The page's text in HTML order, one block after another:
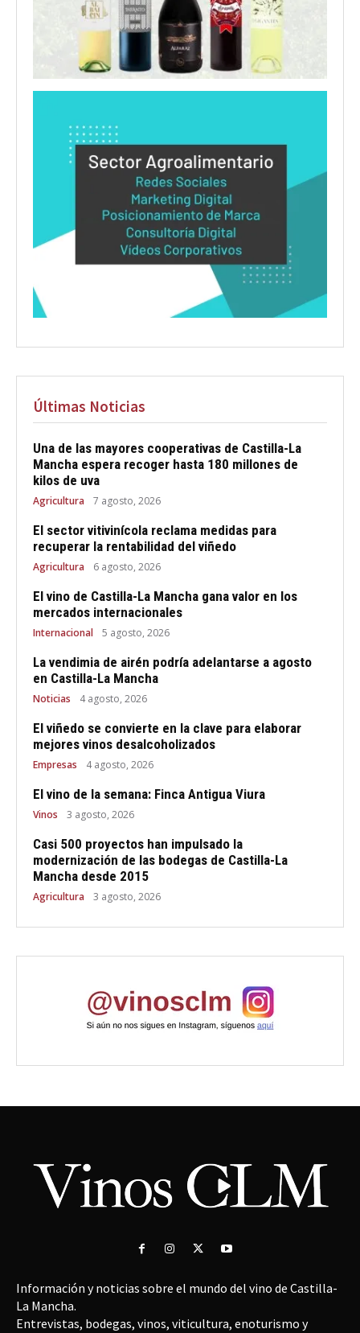
Últimas Noticias
Una de las mayores cooperativas de Castilla-La
Mancha espera recoger hasta 180 millones de
kilos de uva
Agricultura 7 agosto, 2026
El sector vitivinícola reclama medidas para
recuperar la rentabilidad del viñedo
Agricultura 6 agosto, 2026
El vino de Castilla-La Mancha gana valor en los
mercados internacionales
Internacional 5 agosto, 2026
La vendimia de airén podría adelantarse a agosto
en Castilla-La Mancha
Noticias 4 agosto, 2026
El viñedo se convierte en la clave para elaborar
mejores vinos desalcoholizados
Empresas 4 agosto, 2026
El vino de la semana: Finca Antigua Viura
Vinos 3 agosto, 2026
Casi 500 proyectos han impulsado la
modernización de las bodegas de Castilla-La
Mancha desde 2015
Agricultura 3 agosto, 2026
Información y noticias sobre el mundo del vino de Castilla-
La Mancha.
Entrevistas, bodegas, vinos, viticultura, enoturismo y